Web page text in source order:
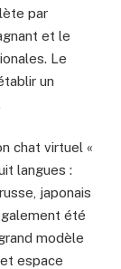
par
et le
Le
un
chat virtuel «
langues :
japonais
été
modèle
espace